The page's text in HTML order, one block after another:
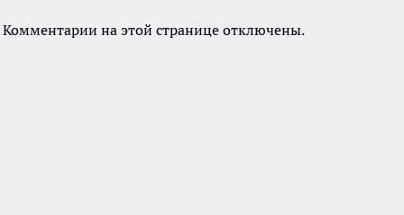
Комментарии на этой странице отключены.